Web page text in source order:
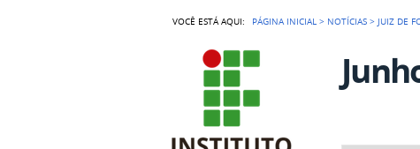
VOCÊ ESTÁ AQUI: PÁGINA INICIAL > NOTÍCIAS > JUIZ DE